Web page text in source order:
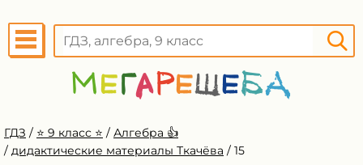
ГДЗ / ⭐️ 9 класс ⭐️ / Алгебра 👍
/ дидактические материалы Ткачёва / 15